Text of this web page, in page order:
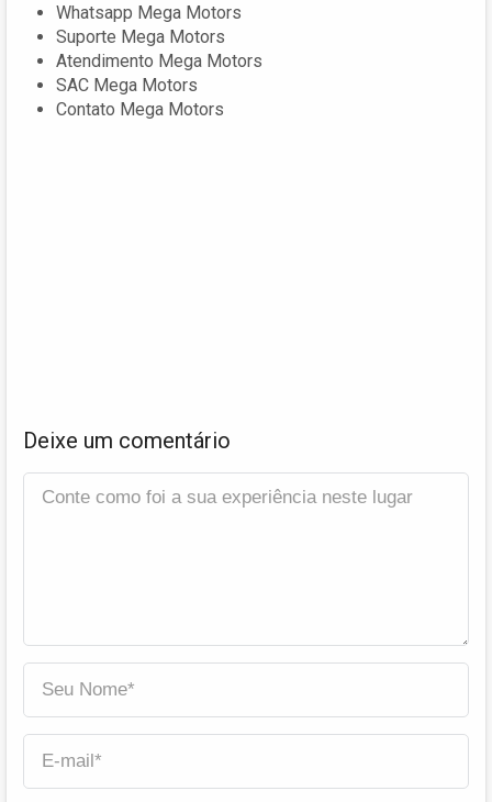
Whatsapp Mega Motors
Suporte Mega Motors
Atendimento Mega Motors
SAC Mega Motors
Contato Mega Motors
Deixe um comentário